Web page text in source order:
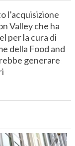
l’acquisizione
Valley che ha
per la cura di
della Food and
generare